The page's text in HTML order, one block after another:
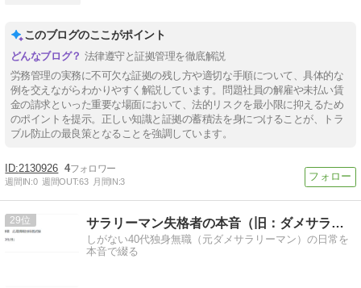
このブログのここがポイント
法律遵守と証拠管理を徹底解説
労務管理の実務に不可欠な証拠の残し方や適切な手順について、具体的な
例を交えながらわかりやすく解説しています。問題社員の解雇や未払い賃
金の請求といった重要な場面において、法的リスクを最小限に抑えるため
のポイントを提示。正しい知識と証拠の蓄積法を身につけることが、トラ
ブル防止の最良策となることを強調しています。
2130926 4
週間IN:0 週間OUT:63 月間IN:3
29 サラリーマン失格者の本音（旧：ダメサラリーマンの本音）
しがない40代独身無職（元ダメサラリーマン）の日常を
本音で綴る